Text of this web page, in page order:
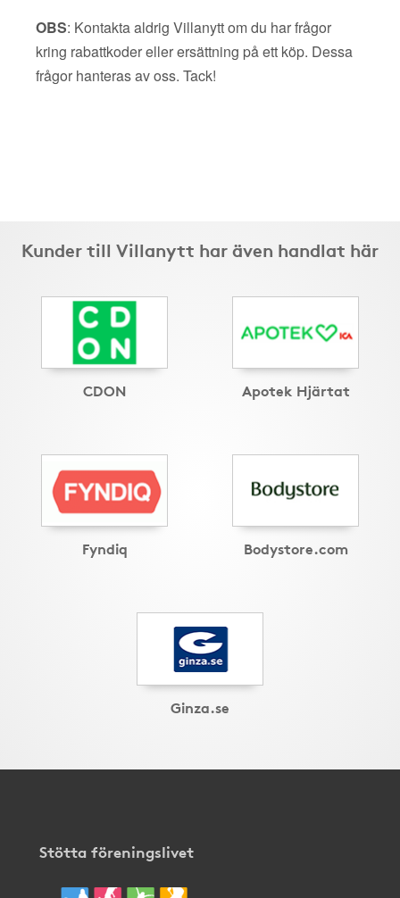
OBS: Kontakta aldrig Villanytt om du har frågor
kring rabattkoder eller ersättning på ett köp. Dessa
frågor hanteras av oss. Tack!
Kunder till Villanytt har även handlat här
CDON Apotek Hjärtat
Fyndiq Bodystore.com
Ginza.se
Stötta föreningslivet